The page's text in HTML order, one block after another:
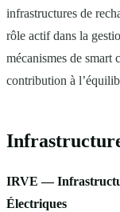
infrastructures de
rôle actif dans la
mécanismes de smart
contribution à
IRVE —
Électriques